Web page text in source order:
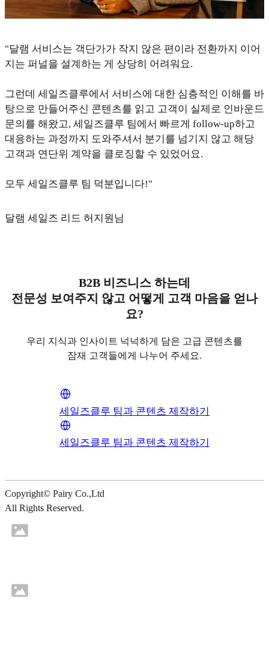
"달램 서비스는 객단가가 작지 않은 편이라 전환까지 이어
지는 퍼널을 설계하는 게 상당히 어려워요.
그런데 세일즈클루에서 서비스에 대한 심층적인 이해를 바
탕으로 만들어주신 콘텐츠를 읽고 고객이 실제로 인바운드
문의를 해왔고, 세일즈클루 팀에서 빠르게 follow-up하고
대응하는 과정까지 도와주셔서 분기를 넘기지 않고 해당
고객과 연단위 계약을 클로징할 수 있었어요.
모두 세일즈클루 팀 덕분입니다!"
달램 세일즈 리드 허지원님
B2B 비즈니스 하는데
전문성 보여주지 않고 어떻게 고객 마음을 얻나
요?
우리 지식과 인사이트 넉넉하게 담은 고급 콘텐츠를
잠재 고객들에게 나누어 주세요.
세일즈클루 팀과 콘텐츠 제작하기
세일즈클루 팀과 콘텐츠 제작하기
Copyright© Pairy Co.,Ltd
All Rights Reserved.